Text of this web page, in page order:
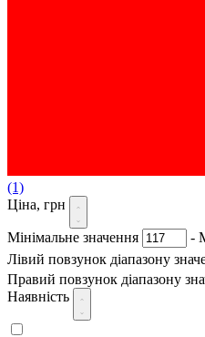
(1)
Ціна, грн
Мінімальне значення -
Лівий повзунок діапазону
Правий повзунок діапазону
Наявність